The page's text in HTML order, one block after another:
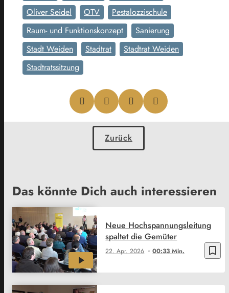
Oliver Seidel
OTV
Pestalozzischule
Raum- und Funktionskonzept
Sanierung
Stadt Weiden
Stadtrat
Stadtrat Weiden
Stadtratssitzung
Zurück
Das könnte Dich auch interessieren
bookmark_border
22. Apr. 2026 00:33 Min.
Neue Hochspannungsleitung
spaltet die Gemüter